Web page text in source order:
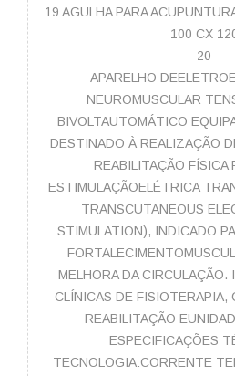
19 AGULHA PARA
100 CX
20
APARELHO
NEUROMUSCULAR
BIVOLTAUTOMÁTICO
DESTINADO À REALIZAÇÃO
REABILITAÇÃO FÍSICA
ESTIMULAÇÃOELÉTRICA
TRANSCUTANEOUS
STIMULATION), INDICADO
MELHORA DA CIRCULAÇÃO.
CLÍNICAS DE FISIOTERAPIA,
REABILITAÇÃO
ESPECIFICAÇÕES
TECNOLOGIA:CORRENTE